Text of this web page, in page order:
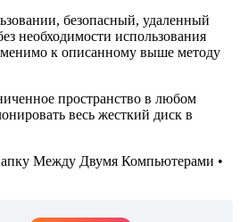
безопасный, удаленный
необходимости использования
к описанному выше методу
пространство в любом
весь жесткий диск в